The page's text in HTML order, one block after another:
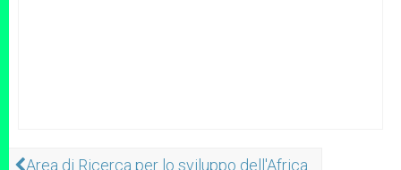
Area di Ricerca per lo sviluppo dell'Africa